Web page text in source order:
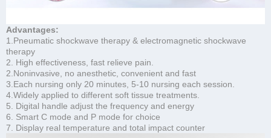
Advantages:
1.Pneumatic shockwave therapy & electromagnetic shockwave
therapy
2. High effectiveness, fast relieve pain.
2.Noninvasive, no anesthetic, convenient and fast
3.Each nursing only 20 minutes, 5-10 nursing each session.
4.Widely applied to different soft tissue treatments.
5. Digital handle adjust the frequency and energy
6. Smart C mode and P mode for choice
7. Display real temperature and total impact counter